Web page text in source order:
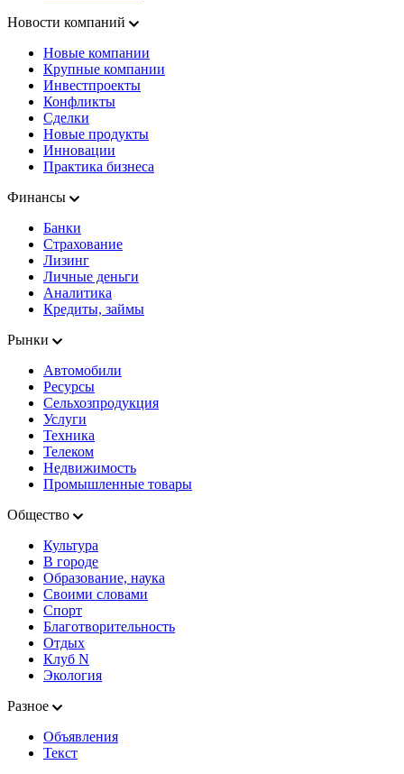
Новости компаний
Новые компании
Крупные компании
Инвестпроекты
Конфликты
Сделки
Новые продукты
Инновации
Практика бизнеса
Финансы
Банки
Страхование
Лизинг
Личные деньги
Аналитика
Кредиты, займы
Рынки
Автомобили
Ресурсы
Сельхозпродукция
Услуги
Техника
Телеком
Недвижимость
Промышленные товары
Общество
Культура
В городе
Образование, наука
Своими словами
Спорт
Благотворительность
Отдых
Клуб N
Экология
Разное
Объявления
Текст